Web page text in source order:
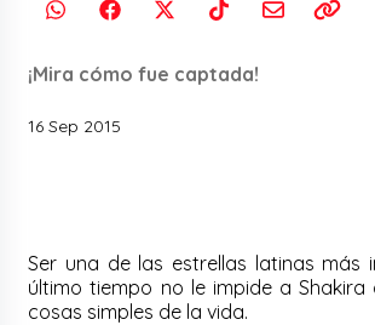
¡Mira cómo fue captada!
16 Sep 2015
Ser una de las estrellas latinas más
último tiempo no le impide a
cosas simples de la vida.